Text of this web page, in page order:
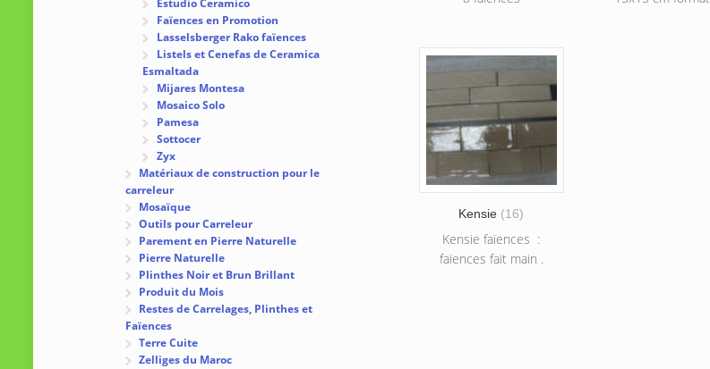
Kensie (16)
Kensie faïences :
faïences fait main .
Estudio Ceramico
Faïences en Promotion
Lasselsberger Rako faïences
Listels et Cenefas de Ceramica
Esmaltada
Mijares Montesa
Mosaico Solo
Pamesa
Sottocer
Zyx
Matériaux de construction pour le
carreleur
Mosaïque
Outils pour Carreleur
Parement en Pierre Naturelle
Pierre Naturelle
Plinthes Noir et Brun Brillant
Produit du Mois
Restes de Carrelages, Plinthes et
Faïences
Terre Cuite
Zelliges du Maroc